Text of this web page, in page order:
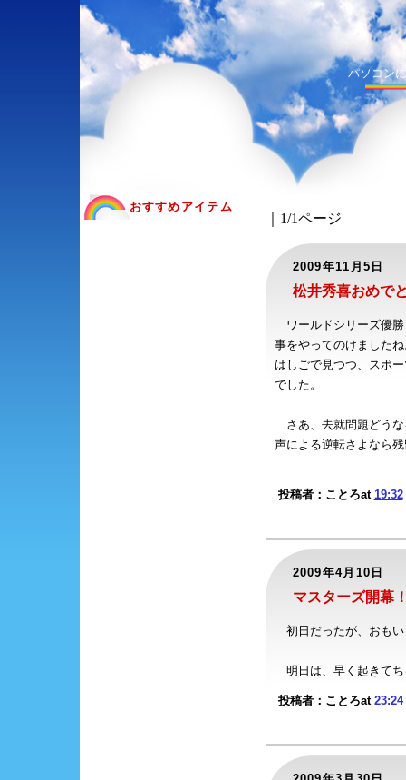
パソコン
おすすめアイテム
｜1/1ページ
2009年11月5日
松井秀喜おめで
ワールドシリーズ優勝
事をやってのけました
はしごで見つつ、スポ
でした。
さあ、去就問題どうな
声による逆転さよなら
投稿者：ことろat 19:32
2009年4月10日
マスターズ開幕
初日だったが、おもい
明日は、早く起きてち
投稿者：ことろat 23:24